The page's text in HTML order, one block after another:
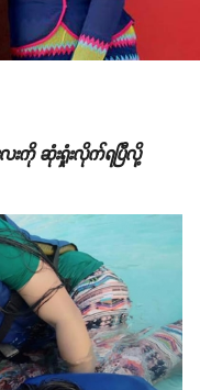
းကို ဆုံးရှုံးလိုက်ရပြီလို့